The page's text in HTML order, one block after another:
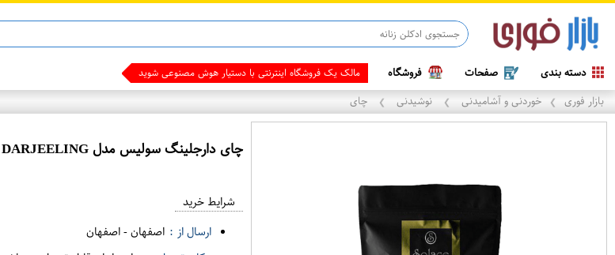
دسته بندی صفحات فروشگاه مالک یک فروشگاه اینترنتی با دستیار هوش مصنوعی شوید
بازار فوری ❯ خوردنی و آشامیدنی ❯ نوشیدنی ❯ چای
چای دارجلینگ سولیس مدل IMPERIAL DARJEELING مقدار 225 گرم
شرایط خرید
ارسال از : اصفهان-اصفهان